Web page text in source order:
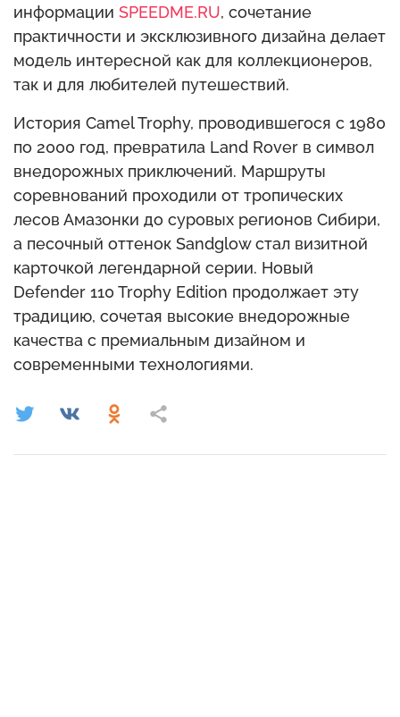
информации SPEEDME.RU, сочетание
практичности и эксклюзивного дизайна делает
модель интересной как для коллекционеров,
так и для любителей путешествий.
История Camel Trophy, проводившегося с 1980
по 2000 год, превратила Land Rover в символ
внедорожных приключений. Маршруты
соревнований проходили от тропических
лесов Амазонки до суровых регионов Сибири,
а песочный оттенок Sandglow стал визитной
карточкой легендарной серии. Новый
Defender 110 Trophy Edition продолжает эту
традицию, сочетая высокие внедорожные
качества с премиальным дизайном и
современными технологиями.